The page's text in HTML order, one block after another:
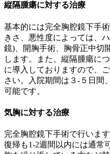
縦隔腫瘍に対する治療
基本的には完全胸腔鏡下手
きさ、悪性度によっては、
鏡)、開胸手術、胸骨正中切
します。また、縦隔腫瘍に
に導入しておりますので、
さい。入院期間は３-５日間
可能です。
気胸に対する治療
完全胸腔鏡下手術で行いま
復帰も1-2週間以内には通常